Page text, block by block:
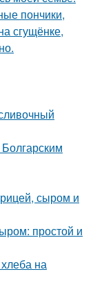
пончики,
сгущёнке,
сыром и
простой и
на